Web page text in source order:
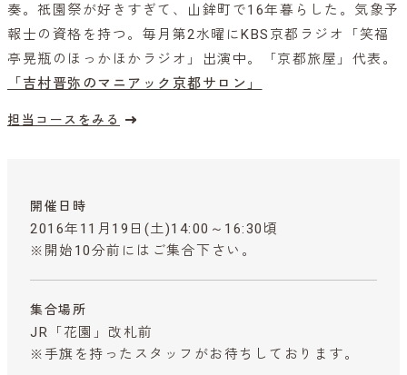
奏。祇園祭が好きすぎて、山鉾町で16年暮らした。気象予
報士の資格を持つ。毎月第2水曜にKBS京都ラジオ「笑福
亭晃瓶のほっかほかラジオ」出演中。「京都旅屋」代表。
「吉村晋弥のマニアック京都サロン」
担当コースをみる
開催日時
2016年11月19日(土)14:00～16:30頃
※開始10分前にはご集合下さい。
集合場所
JR「花園」改札前
※手旗を持ったスタッフがお待ちしております。